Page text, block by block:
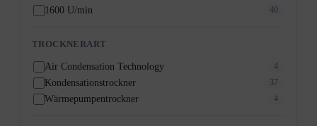
1600 U/min 40
TROCKNERART
Air Condensation Technology 4
Kondensationstrockner 37
Wärmepumpentrockner 4